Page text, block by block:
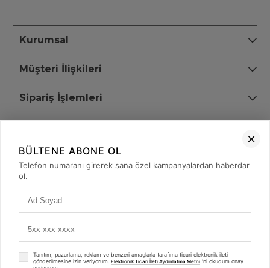
Kurumsal
Müşteri İlişkileri
Sipariş İşlemleri
+90 (850) 473 08 08
BÜLTENE ABONE OL
Telefon numaranı girerek sana özel kampanyalardan haberdar
ol.
Tanıtım, pazarlama, reklam ve benzeri amaçlarla tarafıma ticari elektronik ileti
gönderilmesine izin veriyorum. Elektronik Ticari İleti Aydınlatma Metni 'ni okudum onay